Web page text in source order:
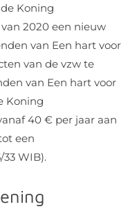
Koning
2020 een nieuw
van Een hart voor
van de vzw te
van Een hart voor
Koning
40 € per jaar aan
een
WIB).